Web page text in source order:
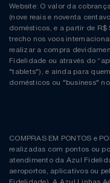
Website: O valor da
(nove reais e noventa
domésticos, e a partir de
trecho nos voos
realizar a compra
Fidelidade ou através do
"tablets"), e ainda para
domésticos ou "business"
COMPRAS EM PONTOS e
realizadas com pontos ou
atendimento da Azul
aeroportos, aplicativos ou